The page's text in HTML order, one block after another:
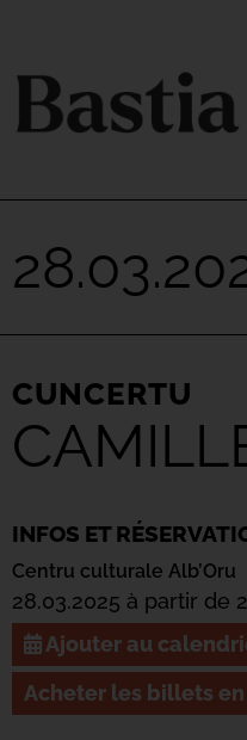
CUNCERTU
INFOS ET
Centru culturale Alb’Oru
28.03.2025 à partir de
Ajouter au
Acheter les billets